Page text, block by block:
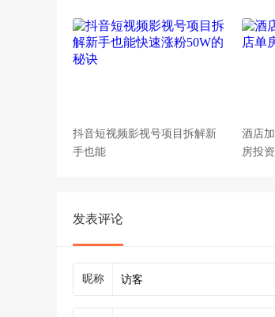
抖音短视频影视号项目拆解新
手也能
酒店
房投资
发表评论
昵称